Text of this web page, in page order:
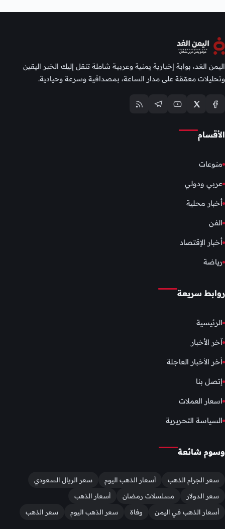
اليمن الغد، بوابة إخبارية يمنية وعربية شاملة تنقل إليك الخبر اليقين
وتحليلات معمّقة على مدار الساعة، بمصداقية وسرعة وحيادية.
الأقسام
منوعات
عربي ودولي
أخبار محلية
الفن
أخبار الإقتصاد
رياضة
روابط سريعة
الرئيسية
آخر الأخبار
أخر الأخبار العاجلة
إتصل بنا
اسعار العملات
السياسة التحريرية
وسوم شائعة
سعر الجرام الذهب أسعار الذهب اليوم
سعر الريال السعودي
سعر الدولار
مسلسلات رمضان
أسعار الذهب
أسعار الذهب في اليمن
وفاة سعر الذهب اليوم سعر الذهب